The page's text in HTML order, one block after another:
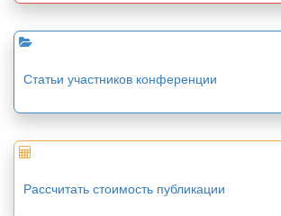
Статьи участников конференции
Рассчитать стоимость публикации